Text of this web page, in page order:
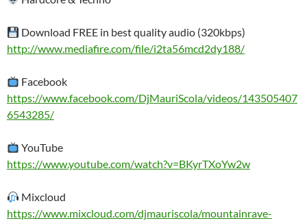
Download FREE in best quality audio (320kbps)
http://www.mediafire.com/file/i2ta56mcd2dy188/
Facebook
https://www.facebook.com/DjMauriScola/videos/143505407
6543285/
YouTube
https://www.youtube.com/watch?v=BKyrTXoYw2w
Mixcloud
https://www.mixcloud.com/djmauriscola/mountainrave-